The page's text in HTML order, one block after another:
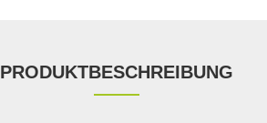
PRODUKTBESCHREIBUNG